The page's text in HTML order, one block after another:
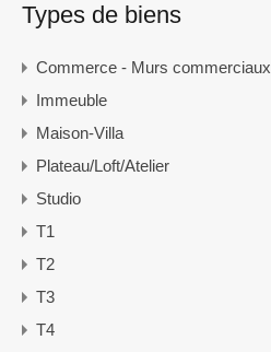
Types de biens
Commerce - Murs commerciaux
Immeuble
Maison-Villa
Plateau/Loft/Atelier
Studio
T1
T2
T3
T4